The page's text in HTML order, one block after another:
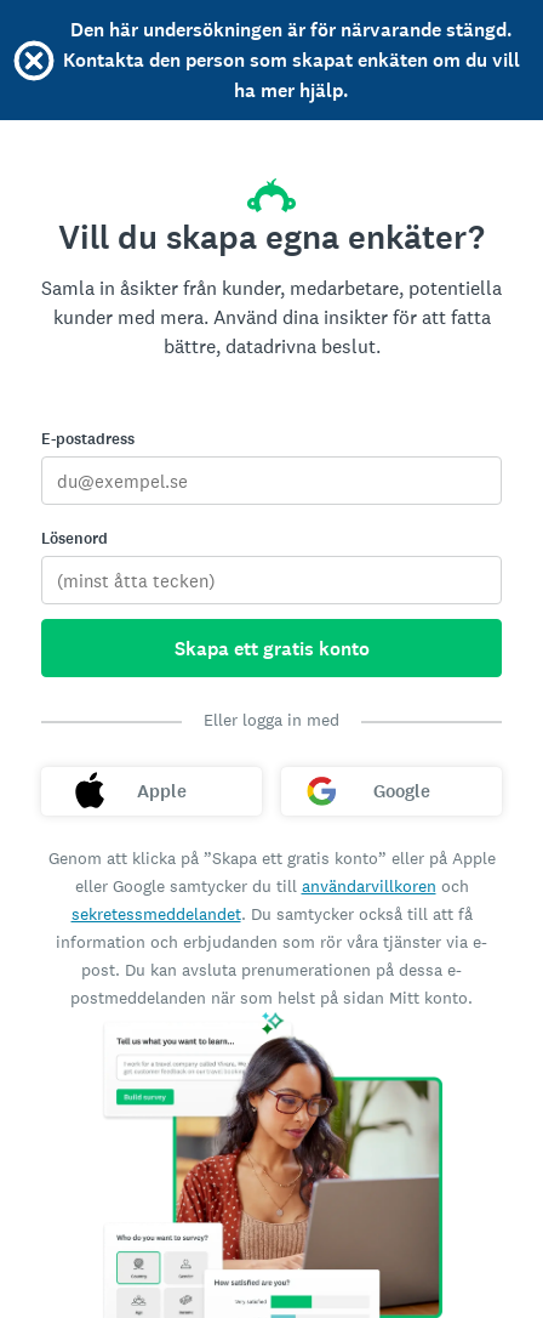
Den här undersökningen är för närvarande stängd.
Kontakta den person som skapat enkäten om du vill
ha mer hjälp.
Vill du skapa egna enkäter?
Samla in åsikter från kunder, medarbetare, potentiella
kunder med mera. Använd dina insikter för att fatta
bättre, datadrivna beslut.
E-postadress
Lösenord
Skapa ett gratis konto
Eller logga in med
Apple Google
Genom att klicka på ”Skapa ett gratis konto” eller på Apple
eller Google samtycker du till användarvillkoren och
sekretessmeddelandet. Du samtycker också till att få
information och erbjudanden som rör våra tjänster via e-
post. Du kan avsluta prenumerationen på dessa e-
postmeddelanden när som helst på sidan Mitt konto.